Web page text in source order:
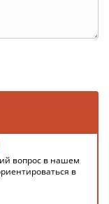
вопрос в нашем
в